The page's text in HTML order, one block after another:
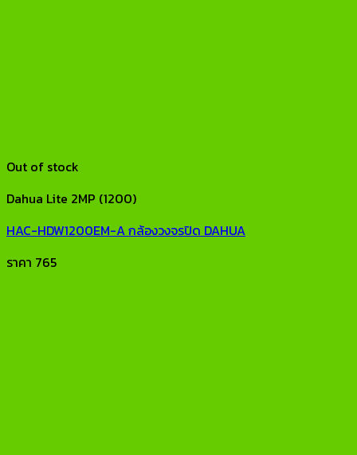
Out of stock
Dahua Lite 2MP (1200)
HAC-HDW1200EM-A กล้องวงจรปิด DAHUA
ราคา 765